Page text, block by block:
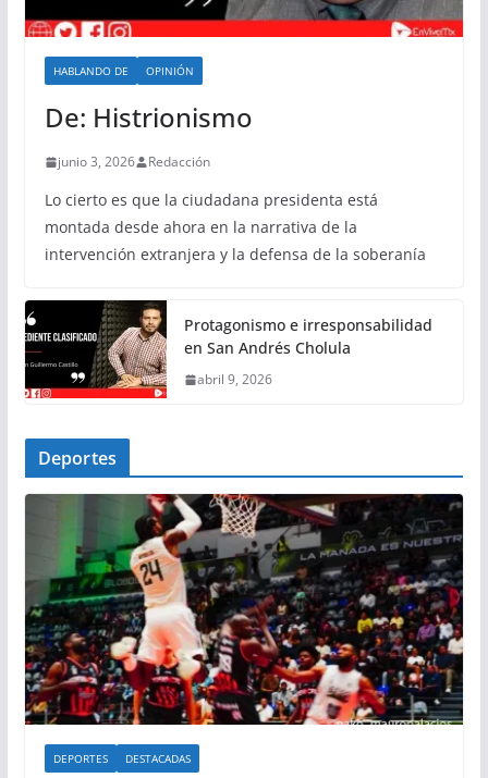
HABLANDO DE OPINIÓN
De: Histrionismo
junio 3, 2026 Redacción
Lo cierto es que la ciudadana presidenta está
montada desde ahora en la narrativa de la
intervención extranjera y la defensa de la soberanía
Protagonismo e irresponsabilidad
en San Andrés Cholula
abril 9, 2026
Deportes
DEPORTES DESTACADAS